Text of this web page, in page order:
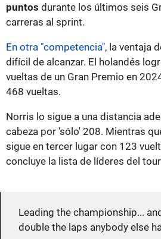
puntos durante los últimos seis
carreras al sprint.
En otra "competencia", la ventaja
difícil de alcanzar. El holandés
vueltas de un Gran Premio en
468 vueltas.
Norris lo sigue a una distancia
cabeza por 'sólo' 208. Mientras
sigue en tercer lugar con 123
concluye la lista de líderes del
Leading the championship...
double the laps anybody else